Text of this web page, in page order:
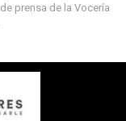
prensa de la Vocería